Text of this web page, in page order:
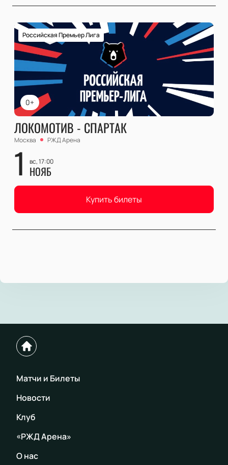
0+
Российская Премьер Лига
ЛОКОМОТИВ - СПАРТАК
Москва РЖД Арена
1 вс, 17:00
НОЯБ
Купить билеты
Матчи и Билеты
Новости
Клуб
«РЖД Арена»
О нас